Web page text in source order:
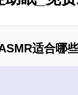
适合哪